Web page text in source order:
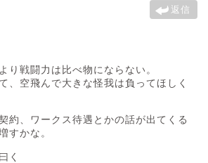
返信
り戦闘力は比べ物にならない。
、空飛んで大きな怪我は負ってほしく
約、ワークス待遇とかの話が出てくる
すかな。
く